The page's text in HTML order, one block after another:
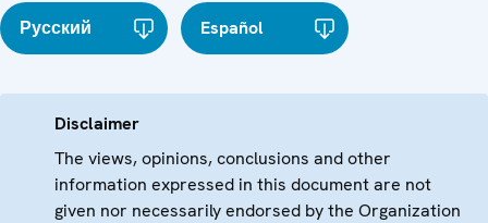
Русский Español
Disclaimer
The views, opinions, conclusions and other
information expressed in this document are not
given nor necessarily endorsed by the Organization